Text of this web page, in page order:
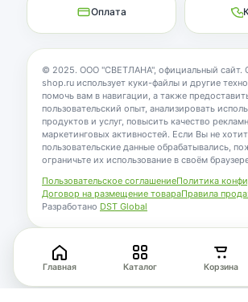
Главная Каталог Корзина
Оплата
© 2025. ООО "СВЕТЛАНА", официальный сайт.
shop.ru использует куки-файлы и другие
помочь вам в навигации, а также
пользовательский опыт, анализировать
продуктов и услуг, повысить качество
маркетинговых активностей. Если Вы не
пользовательские данные обрабатывались,
ограничьте их использование в своём
Пользовательское соглашениеПолитика
Договор на размещение товараПравила
Разработано DST Global
Перейти вверх